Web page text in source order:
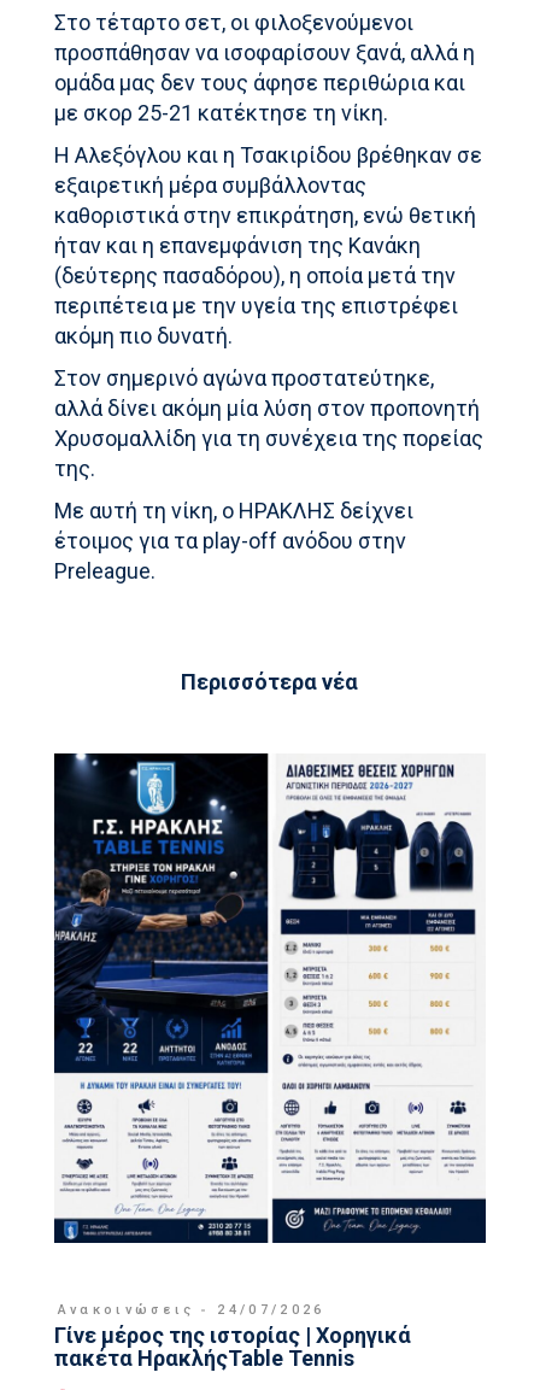
Στο τέταρτο σετ, οι φιλοξενούμενοι
προσπάθησαν να ισοφαρίσουν ξανά, αλλά η
ομάδα μας δεν τους άφησε περιθώρια και
με σκορ 25-21 κατέκτησε τη νίκη.
Η Αλεξόγλου και η Τσακιρίδου βρέθηκαν σε
εξαιρετική μέρα συμβάλλοντας
καθοριστικά στην επικράτηση, ενώ θετική
ήταν και η επανεμφάνιση της Κανάκη
(δεύτερης πασαδόρου), η οποία μετά την
περιπέτεια με την υγεία της επιστρέφει
ακόμη πιο δυνατή.
Στον σημερινό αγώνα προστατεύτηκε,
αλλά δίνει ακόμη μία λύση στον προπονητή
Χρυσομαλλίδη για τη συνέχεια της πορείας
της.
Με αυτή τη νίκη, ο ΗΡΑΚΛΗΣ δείχνει
έτοιμος για τα play-off ανόδου στην
Preleague.
Περισσότερα νέα
Ανακοινώσεις 24/07/2026
Γίνε μέρος της ιστορίας | Χορηγικά
πακέτα ΗρακλήςTable Tennis